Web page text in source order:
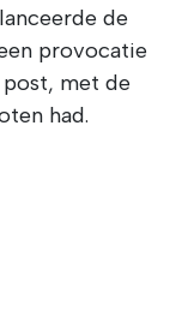
de
provocatie
met de
had.